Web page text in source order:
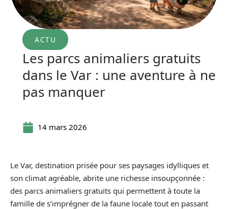
ACTU
Les parcs animaliers gratuits
dans le Var : une aventure à ne
pas manquer
14 mars 2026
Le Var, destination prisée pour ses paysages idylliques et
son climat agréable, abrite une richesse insoupçonnée :
des parcs animaliers gratuits qui permettent à toute la
famille de s’imprégner de la faune locale tout en passant